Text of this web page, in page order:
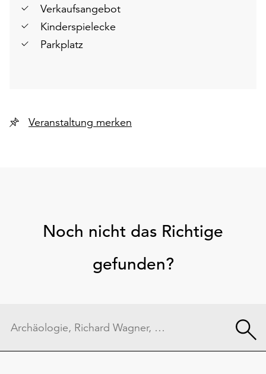
Verkaufsangebot
Kinderspielecke
Parkplatz
Veranstaltung merken
Noch nicht das Richtige
gefunden?